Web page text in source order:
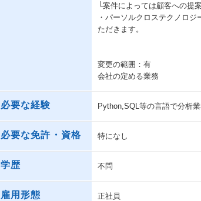
└案件によっては顧客への提
・パーソルクロステクノロ
ただきます。
変更の範囲：有
会社の定める業務
必要な経験 Python,SQL等の言語で分析
必要な免許・資格 特になし
学歴 不問
雇用形態
正社員